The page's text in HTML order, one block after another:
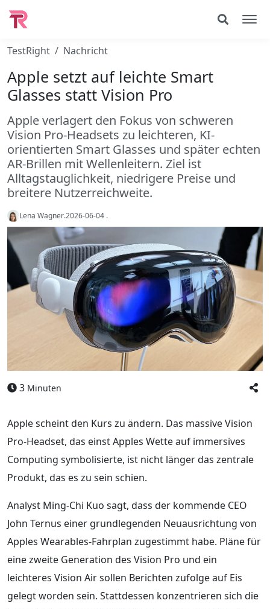
TestRight Nachricht
Apple setzt auf leichte Smart
Glasses statt Vision Pro
Apple verlagert den Fokus von schweren
Vision Pro-Headsets zu leichteren, KI-
orientierten Smart Glasses und später echten
AR-Brillen mit Wellenleitern. Ziel ist
Alltagstauglichkeit, niedrigere Preise und
breitere Nutzerreichweite.
Lena Wagner.2026-06-04 .
3 Minuten
Apple scheint den Kurs zu ändern. Das massive Vision
Pro-Headset, das einst Apples Wette auf immersives
Computing symbolisierte, ist nicht länger das zentrale
Produkt, das es zu sein schien.
Analyst Ming-Chi Kuo sagt, dass der kommende CEO
John Ternus einer grundlegenden Neuausrichtung von
Apples Wearables-Fahrplan zugestimmt habe. Pläne für
eine zweite Generation des Vision Pro und ein
leichteres Vision Air sollen Berichten zufolge auf Eis
gelegt worden sein. Stattdessen konzentrieren sich die